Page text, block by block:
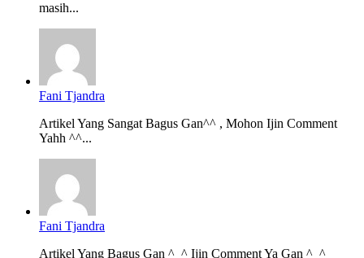
masih...
Fani Tjandra
Artikel Yang Sangat Bagus Gan^^ , Mohon Ijin Comment
Yahh ^^...
Fani Tjandra
Artikel Yang Bagus Gan ^_^ Ijin Comment Ya Gan ^_^